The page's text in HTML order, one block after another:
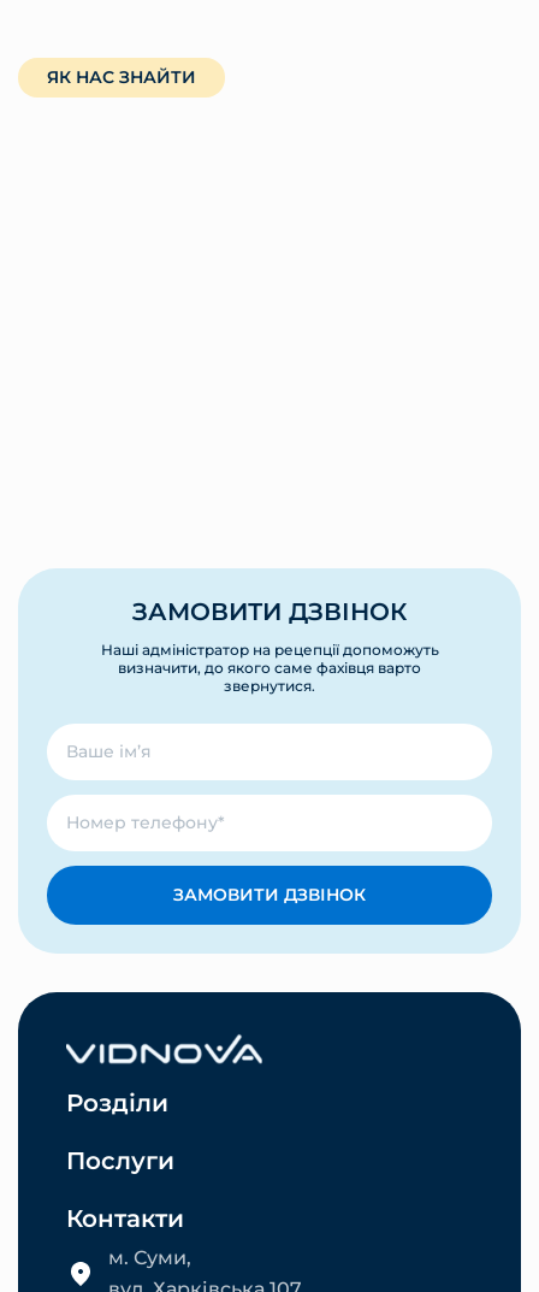
ЯК НАС ЗНАЙТИ
ЗАМОВИТИ ДЗВІНОК
Наші адміністратор на рецепції допоможуть
визначити, до якого саме фахівця варто
звернутися.
ЗАМОВИТИ ДЗВІНОК
Розділи
Послуги
Контакти
м. Суми,